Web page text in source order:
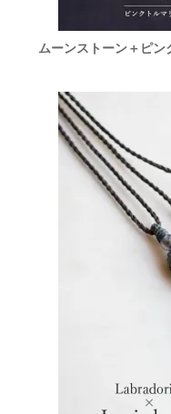
ムーンストーン＋ピン